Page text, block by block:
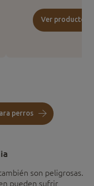
perros
son peligrosas.
pueden sufrir